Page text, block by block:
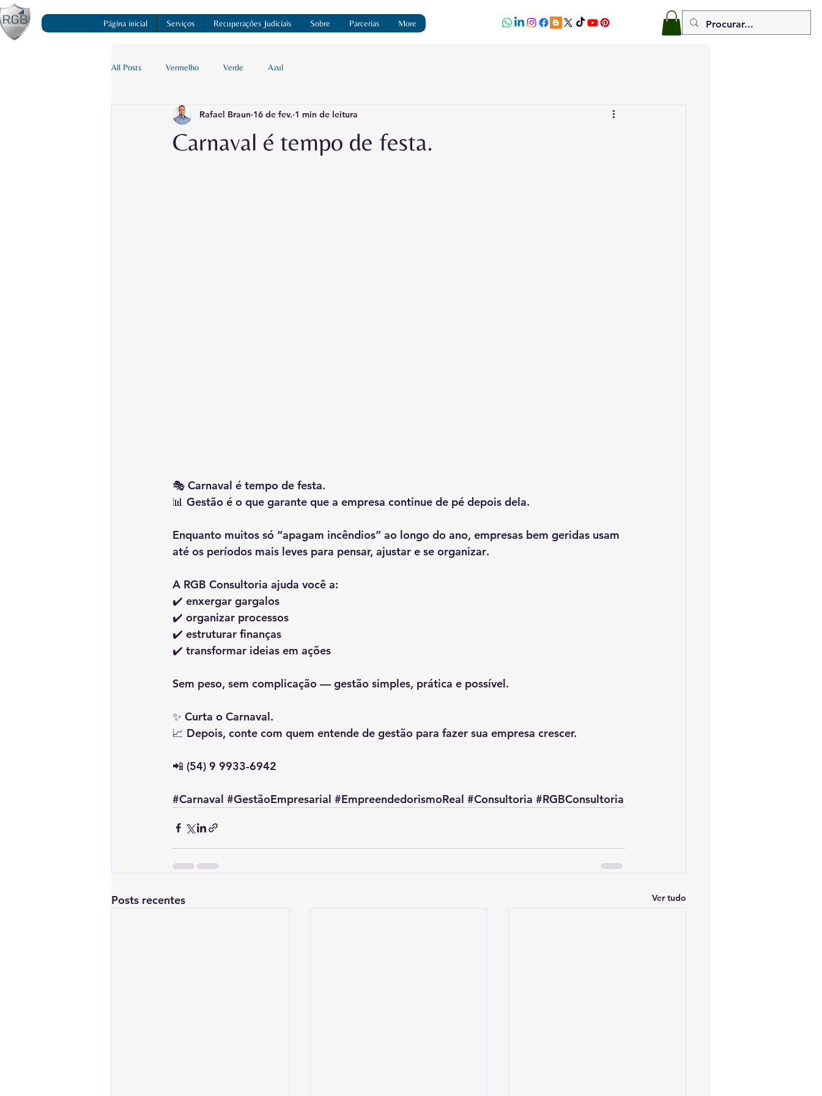
Página inicial Serviços Recuperações Judiciais Sobre Parcerias More
All Posts Vermelho Verde Azul
Carnaval é tempo de festa.
Rafael Braun 16 de fev. 1 min de leitura
🎭 Carnaval é tempo de festa.
📊 Gestão é o que garante que a empresa continue de pé depois dela.
Enquanto muitos só “apagam incêndios” ao longo do ano, empresas bem geridas usam
até os períodos mais leves para pensar, ajustar e se organizar.
A RGB Consultoria ajuda você a:
✔️ enxergar gargalos
✔️ organizar processos
✔️ estruturar finanças
✔️ transformar ideias em ações
Sem peso, sem complicação — gestão simples, prática e possível.
✨ Curta o Carnaval.
📈 Depois, conte com quem entende de gestão para fazer sua empresa crescer.
📲 (54) 9 9933-6942
#Carnaval #GestãoEmpresarial #EmpreendedorismoReal #Consultoria #RGBConsultoria
Posts recentes Ver tudo